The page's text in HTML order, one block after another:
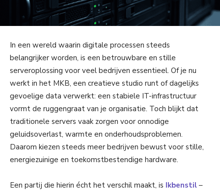
In een wereld waarin digitale processen steeds
belangrijker worden, is een betrouwbare en stille
serveroplossing voor veel bedrijven essentieel. Of je nu
werkt in het MKB, een creatieve studio runt of dagelijks
gevoelige data verwerkt: een stabiele IT-infrastructuur
vormt de ruggengraat van je organisatie. Toch blijkt dat
traditionele servers vaak zorgen voor onnodige
geluidsoverlast, warmte en onderhoudsproblemen.
Daarom kiezen steeds meer bedrijven bewust voor stille,
energiezuinige en toekomstbestendige hardware.
Een partij die hierin écht het verschil maakt, is Ikbenstil –